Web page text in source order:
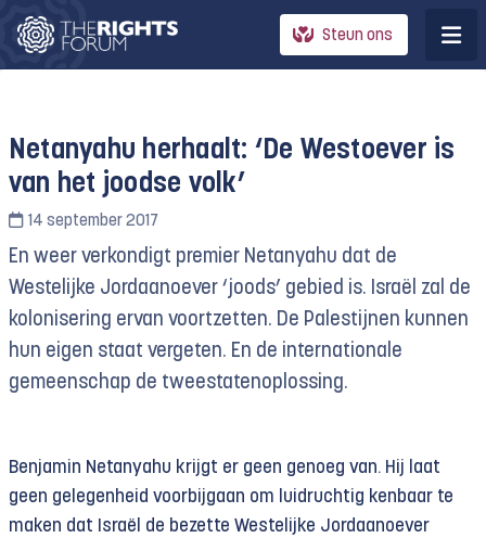
Steun ons
Netanyahu herhaalt: ‘De Westoever is
van het joodse volk’
14 september 2017
En weer verkondigt premier Netanyahu dat de
Westelijke Jordaanoever ‘joods’ gebied is. Israël zal de
kolonisering ervan voortzetten. De Palestijnen kunnen
hun eigen staat vergeten. En de internationale
gemeenschap de tweestatenoplossing.
Benjamin Netanyahu krijgt er geen genoeg van. Hij laat
geen gelegenheid voorbijgaan om luidruchtig kenbaar te
maken dat Israël de bezette Westelijke Jordaanoever